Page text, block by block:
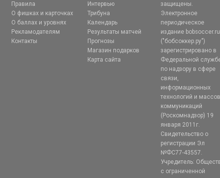
Правила
О фишках и карточках
О баллах и уровнях
Рекламодателям
Контакты
Интервью
Трибуна
Календарь
Результаты матчей
Прогнозы
Магазин подарков
Карта сайта
защищены.
Электронное
периодическое
издание bobsoccer.ru
("бобсоккер.ру")
зарегистрировано в
Федеральной
по надзору в сфере
связи,
информационных
технологий и
коммуникаций
(Роскомнадзор) 19
января 2011г.
Свидетельство о
регистрации Эл
№ФС77-43557.
Учредитель:
с ограниченной